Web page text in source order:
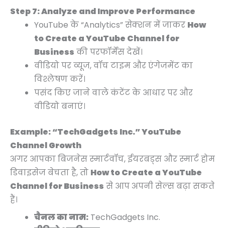
Step 7: Analyze and Improve Performance
YouTube के “Analytics” सेक्शन में जाकर How
to Create a YouTube Channel for
Business की परफॉर्मेंस देखें।
वीडियो पर व्यूज, वॉच टाइम और एंगेजमेंट का
विश्लेषण करें।
पसंद किए जाने वाले कंटेंट के आधार पर और
वीडियो बनाएं।
Example: “TechGadgets Inc.” YouTube
Channel Growth
अगर आपका बिजनेस स्मार्टवॉच, ईयरबड्स और स्मार्ट होम
डिवाइसेज बेचता है, तो How to Create a YouTube
Channel for Business से आप अपनी सेल्स बढ़ा सकते
हैं।
चैनल का नाम: TechGadgets Inc.